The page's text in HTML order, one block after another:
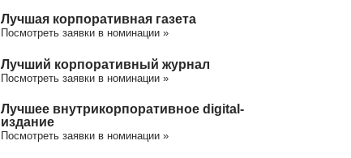
Лучшая корпоративная газета
Посмотреть заявки в номинации »
Лучший корпоративный журнал
Посмотреть заявки в номинации »
Лучшее внутрикорпоративное digital-
издание
Посмотреть заявки в номинации »